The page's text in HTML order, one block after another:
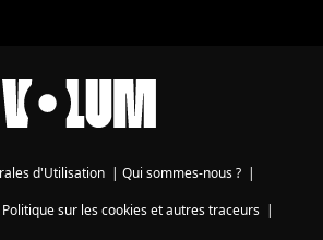
d'Utilisation | Qui sommes-nous ? |
Politique sur les cookies et autres traceurs|